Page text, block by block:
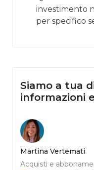
investimento
per specifico
Siamo a tua
informazioni
Martina Vertemati
Acquisti e